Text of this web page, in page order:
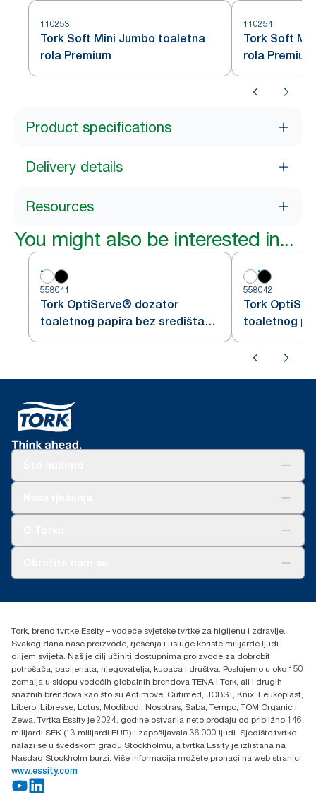
110253
Tork Soft Mini Jumbo toaletna
rola Premium
110254
Tork Soft
rola Premium
Product specifications
Delivery details
Resources
You might also be interested in...
558041
Tork OptiServe® dozator
toaletnog papira bez središta
558042
Tork
toaletnog
+385 913 900 004
H-1021 Budapest
Budakeszi út 51.
Tork, brend tvrtke Essity – vodeće svjetske tvrtke za higijenu i zdravlje.
Svakog dana naše proizvode, rješenja i usluge koriste milijarde ljudi
diljem svijeta. Naš je cilj učiniti dostupnima proizvode za dobrobit
potrošača, pacijenata, njegovatelja, kupaca i društva. Poslujemo u oko 150
zemalja u sklopu vodećih globalnih brendova TENA i Tork, ali i drugih
snažnih brendova kao što su Actimove, Cutimed, JOBST, Knix, Leukoplast,
Libero, Libresse, Lotus, Modibodi, Nosotras, Saba, Tempo, TOM Organic i
Zewa. Tvrtka Essity je 2024. godine ostvarila neto prodaju od približno 146
milijardi SEK (13 milijardi EUR) i zapošljavala 36.000 ljudi. Sjedište tvrtke
nalazi se u švedskom gradu Stockholmu, a tvrtka Essity je izlistana na
Nasdaq Stockholm burzi. Više informacija možete pronaći na web stranici
www.essity.com